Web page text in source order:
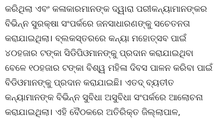
କରିଥିଲା ଏବଂ କଳାକାରମାନଙ୍କ ଦ୍ୱାରା ପରୀକନ୍ୟାମାନଙ୍କର
ବିଭିନ୍ନ ସୁରକ୍ଷା ସଂପର୍କରେ ଜନସାଧାରଣଙ୍କୁ ସଚେତନତା
କରାଯାଇଥିଲା। ବ୍ଲକସ୍ତରରେ କନ୍ୟା ମହୋତ୍ସବ ପାଇଁ
୪୦ହଜାର ଟଙ୍କା ସିଡିପିଓମାନଙ୍କୁ ପ୍ରଦାନ କରାଯାଇଥିବା
ବେଳେ ୧୦ହଜାର ଟଙ୍କା ବିଶ୍ୱ ମହିଳା ଦିବସ ପାଳନ କରିବା ପାଇଁ
ବିଡିଓମାନଙ୍କୁ ପ୍ରଦାନ କରାଯାଇଛି। ଏତଦ୍ ବ୍ୟତୀତ
କନ୍ୟାମାନଙ୍କ ବିଭିନ୍ନ ସୁବିଧା ଅସୁବିଧା ସଂପର୍କରେ ଆଲୋଚନା
କରାଯାଇଥିଲା। ଏହି ବୈଠକରେ ଅତିରିକ୍ତ ଜିଲ୍ଲାପାଳ,